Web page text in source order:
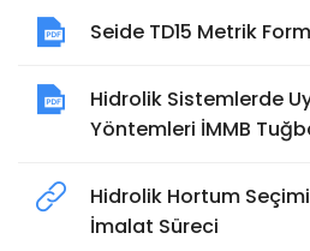
Seide TD15 Metrik
Hidrolik Sistemlerde
Yöntemleri İMMB
Hidrolik Hortum
İmalat Süreci